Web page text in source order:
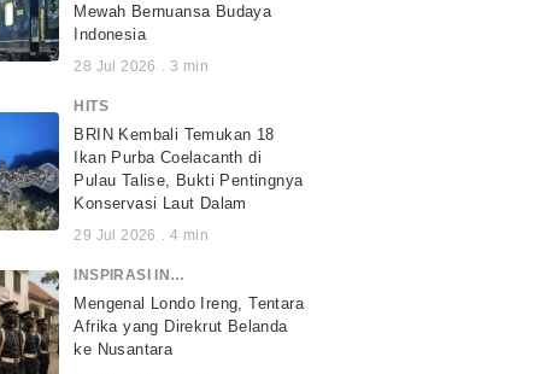
Mewah Bernuansa Budaya
Indonesia
28 Jul 2026 . 3 min
HITS
BRIN Kembali Temukan 18
Ikan Purba Coelacanth di
Pulau Talise, Bukti Pentingnya
Konservasi Laut Dalam
29 Jul 2026 . 4 min
INSPIRASI INDONESIA
Mengenal Londo Ireng, Tentara
Afrika yang Direkrut Belanda
ke Nusantara